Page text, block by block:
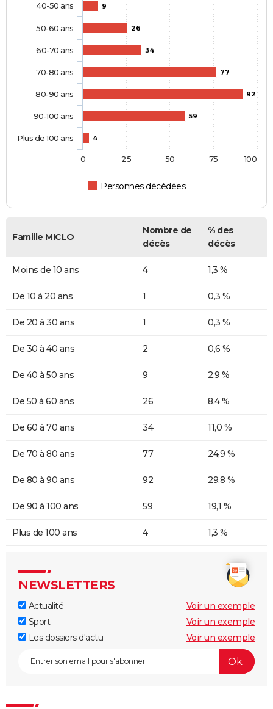
9
26
34
77
92
59
4
Personnes décédées
40-50 ans
50-60 ans
60-70 ans
70-80 ans
80-90 ans
90-100 ans
Plus de 100 ans
0 100
25 50 75
Famille MICLO
Nombre de
décès
% des
décès
Moins de 10 ans 4 1,3 %
De 10 à 20 ans 1 0,3 %
De 20 à 30 ans 1 0,3 %
De 30 à 40 ans 2 0,6 %
De 40 à 50 ans 9 2,9 %
De 50 à 60 ans 26 8,4 %
De 60 à 70 ans 34 11,0 %
De 70 à 80 ans 77 24,9 %
De 80 à 90 ans 92 29,8 %
De 90 à 100 ans 59 19,1 %
Plus de 100 ans 4 1,3 %
NEWSLETTERS
Actualité
Voir un exemple
Sport
Voir un exemple
Les dossiers d'actu
Voir un exemple